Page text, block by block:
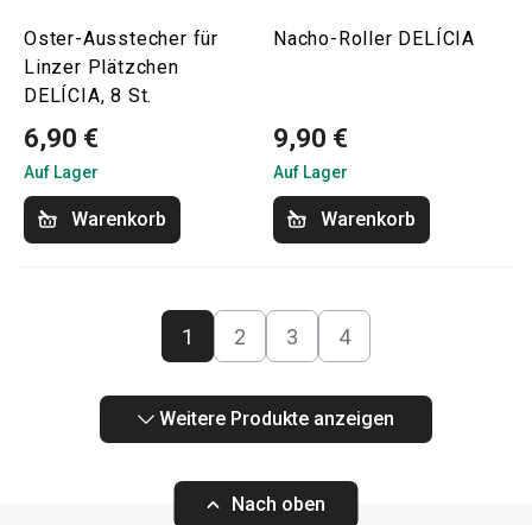
Oster-Ausstecher für
Linzer Plätzchen
DELÍCIA, 8 St.
6,90 €
Auf Lager
Warenkorb
Nacho-Roller DELÍCIA
9,90 €
Auf Lager
Warenkorb
1 2 3 4
Weitere Produkte anzeigen
Nach oben